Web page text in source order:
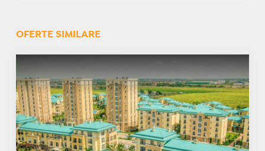
OFERTE SIMILARE